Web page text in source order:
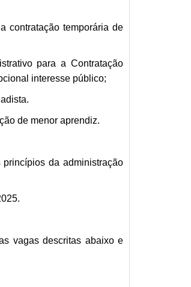
contratação temporária de
para a Contratação
interesse público;
de menor aprendiz.
da administração
vagas descritas abaixo e